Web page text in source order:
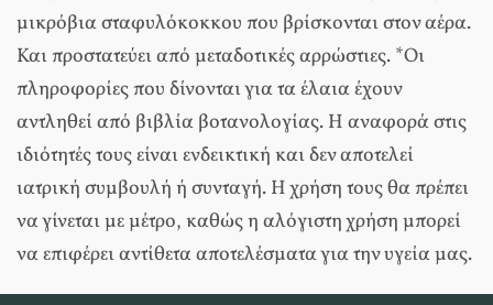
μικρόβια σταφυλόκοκκου που βρίσκονται στον αέρα.
Και προστατεύει από μεταδοτικές αρρώστιες. *Οι
πληροφορίες που δίνονται για τα έλαια έχουν
αντληθεί από βιβλία βοτανολογίας. Η αναφορά στις
ιδιότητές τους είναι ενδεικτική και δεν αποτελεί
ιατρική συμβουλή ή συνταγή. Η χρήση τους θα πρέπει
να γίνεται με μέτρο, καθώς η αλόγιστη χρήση μπορεί
να επιφέρει αντίθετα αποτελέσματα για την υγεία μας.